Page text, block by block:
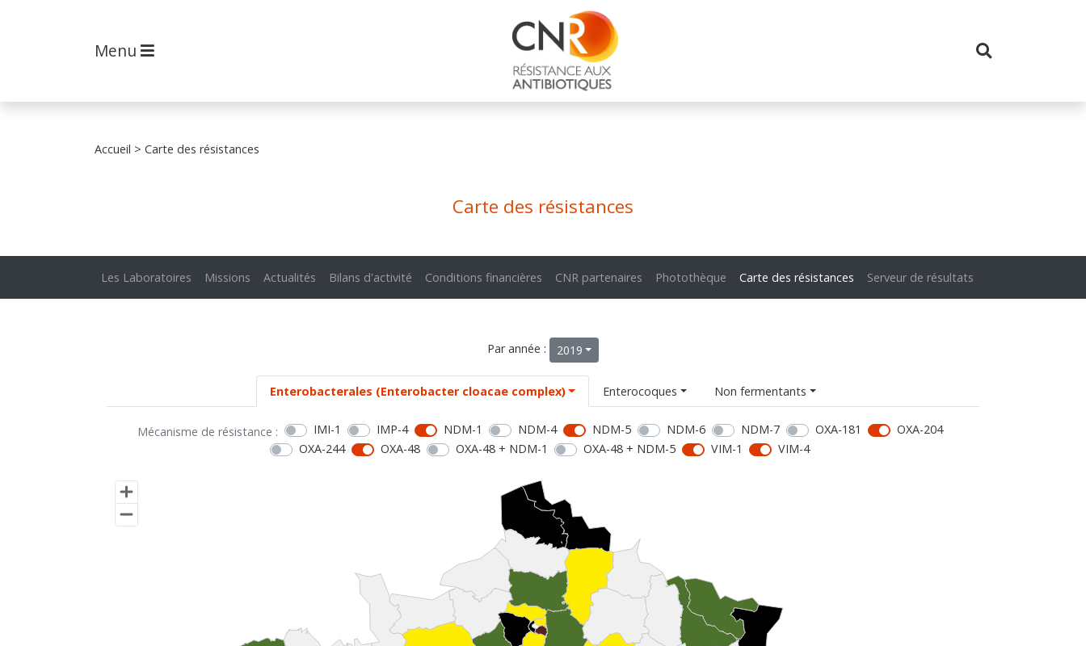
Menu
Accueil > Carte des résistances
Carte des résistances
Les Laboratoires Missions Actualités Bilans d'activité Conditions financières CNR partenaires Photothèque Carte des résistances Serveur de résultats
Par année : 2019
Enterobacterales (Enterobacter cloacae complex) Enterocoques Non fermentants
Mécanisme de résistance : IMI-1 IMP-4 NDM-1 NDM-4 NDM-5 NDM-6 NDM-7 OXA-181
OXA-204
OXA-244
OXA-48 OXA-48 + NDM-1 OXA-48 + NDM-5 VIM-1 VIM-4